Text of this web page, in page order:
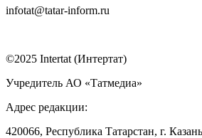
infotat@tatar-inform.ru
©2025 Intertat (Интертат)
Учредитель АО «Татмедиа»
Адрес редакции:
420066, Республика Татарстан, г.